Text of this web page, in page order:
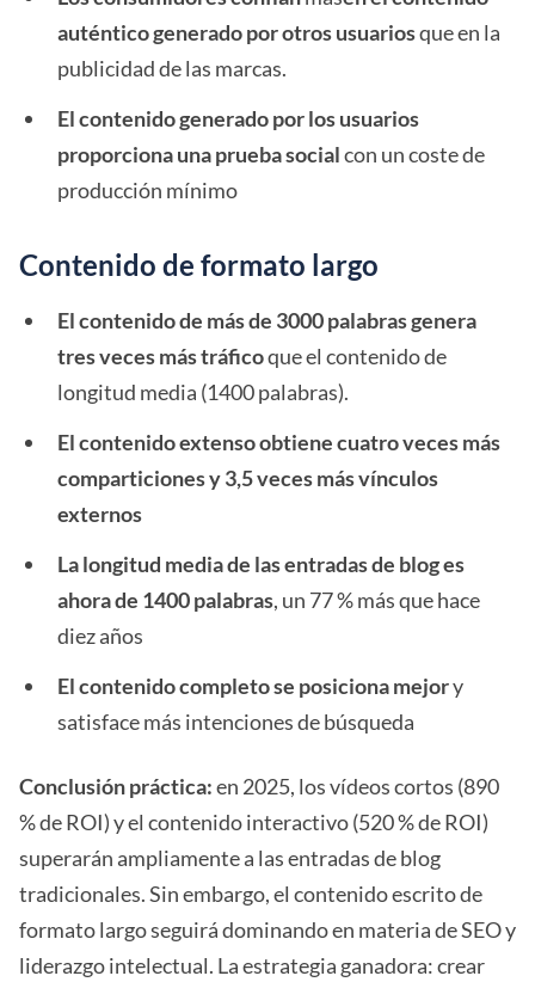
auténtico generado por otros usuariosque en la
publicidad de las marcas.
El contenido generado por los usuarios
proporciona una prueba socialcon un coste de
producción mínimo
Contenido de formato largo
El contenido de más de 3000 palabras genera
tres veces más tráficoque el contenido de
longitud media (1400 palabras).
El contenido extenso obtiene cuatro veces más
comparticiones y 3,5 veces más vínculos
externos
La longitud media de las entradas de blog es
ahora de 1400 palabras, un 77 % más que hace
diez años
El contenido completo se posiciona mejory
satisface más intenciones de búsqueda
Conclusión práctica:en 2025, los vídeos cortos (890
% de ROI) y el contenido interactivo (520 % de ROI)
superarán ampliamente a las entradas de blog
tradicionales. Sin embargo, el contenido escrito de
formato largo seguirá dominando en materia de SEO y
liderazgo intelectual. La estrategia ganadora: crear